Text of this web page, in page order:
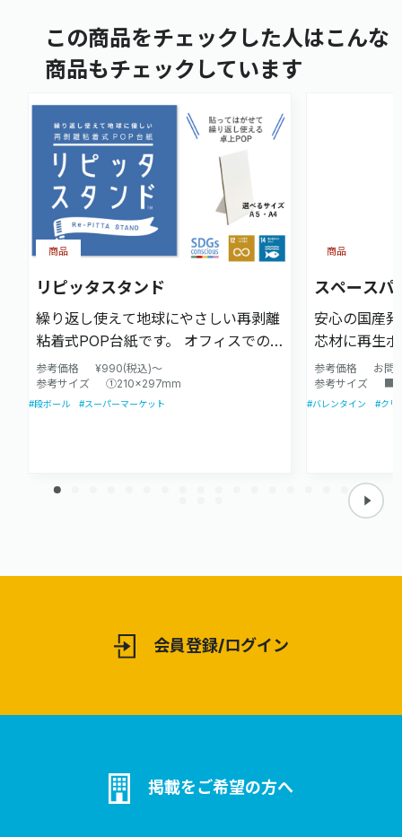
この商品をチェックした人はこんな
商品もチェックしています
リピッタスタンド
繰り返し使えて地球にやさしい再剥離
粘着式POP台紙です。 オフィスでの
展示会POPや新商品紹介に、ショップ
では店頭POPや レジ周りでの販促、
イベントの告知などに、飲食店ではキ
参考価格
¥990(税込)～
参考サイズ
①210×297mm
商品
#段ボール #スーパーマーケット
スペースパ
安心の国産
芯材に再生
面紙貼りタ
ます。 ＜
特殊コーテ
面処理する
接着性が高
参考価格
お問
参考サイズ
商品
#バレンタイン #クリ
会員登録/ログイン
掲載をご希望の方へ